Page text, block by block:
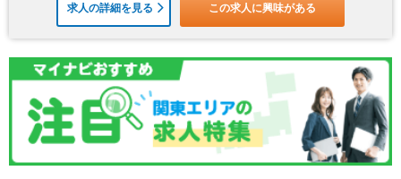
求人の詳細を見る この求人に興味がある